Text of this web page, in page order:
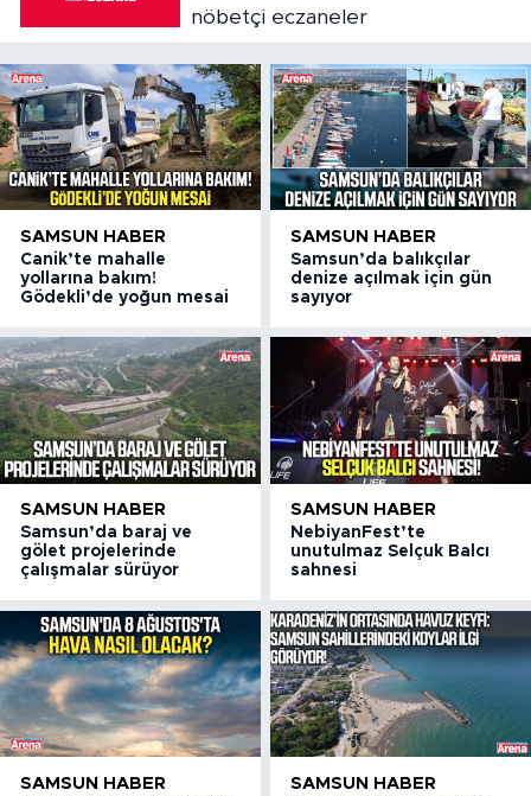
nöbetçi eczaneler
SAMSUN HABER
Canik’te mahalle
yollarına bakım!
Gödekli’de yoğun mesai
SAMSUN HABER
Samsun’da balıkçılar
denize açılmak için gün
sayıyor
SAMSUN HABER
Samsun’da baraj ve
gölet projelerinde
çalışmalar sürüyor
SAMSUN HABER
NebiyanFest’te
unutulmaz Selçuk Balcı
sahnesi
SAMSUN HABER SAMSUN HABER